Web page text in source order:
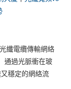
纖電纜傳輸網絡
通過光脈衝在玻
穩定的網絡流